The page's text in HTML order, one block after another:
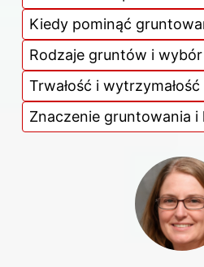
Kiedy pominąć
Rodzaje gruntów i
Trwałość i
Znaczenie gruntowania i